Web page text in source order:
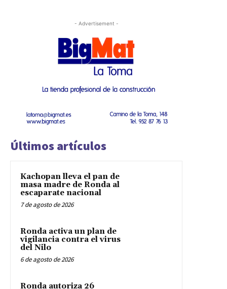
- Advertisement -
Últimos artículos
Kachopan lleva el pan de
masa madre de Ronda al
escaparate nacional
7 de agosto de 2026
Ronda activa un plan de
vigilancia contra el virus
del Nilo
6 de agosto de 2026
Ronda autoriza 26